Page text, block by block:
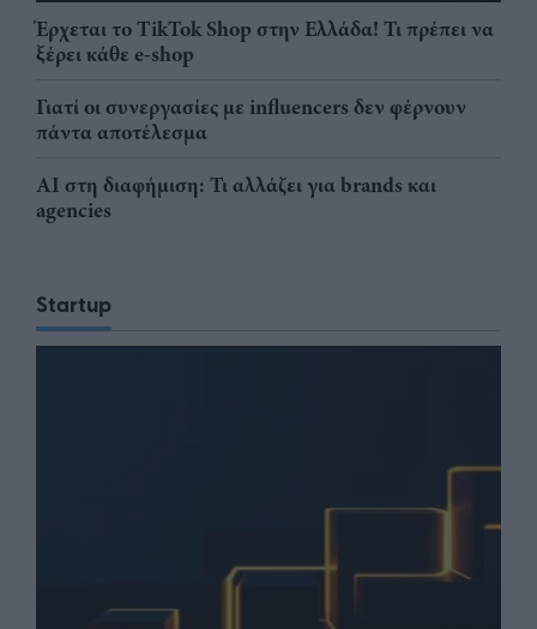
Έρχεται το TikTok Shop στην Ελλάδα! Τι πρέπει να
ξέρει κάθε e-shop
Γιατί οι συνεργασίες με influencers δεν φέρνουν
πάντα αποτέλεσμα
AI στη διαφήμιση: Τι αλλάζει για brands και
agencies
Startup